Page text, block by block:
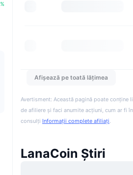
%
Afișează pe toată lățimea
Avertisment: Această pagină poate
de afiliere și faci anumite acțiuni, cum ar fi
consulți Informații complete afiliați.
LanaCoin Știri